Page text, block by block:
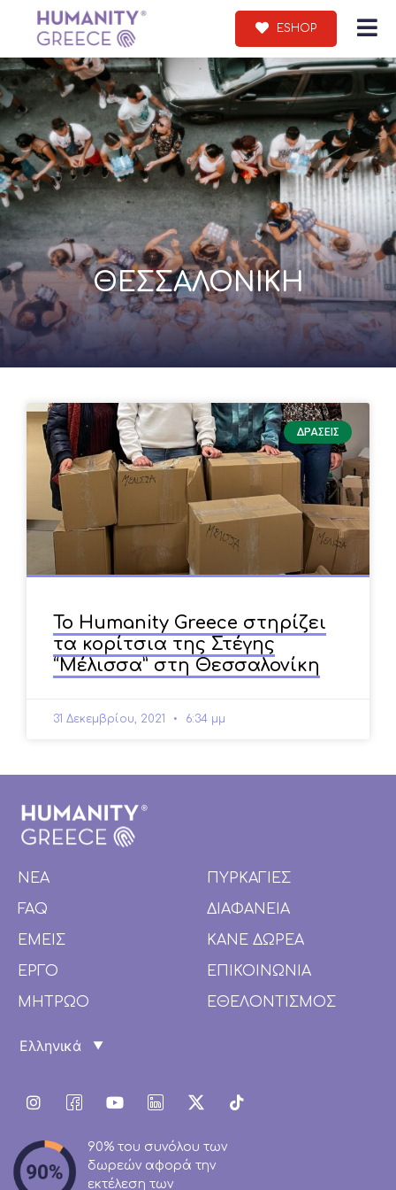
ESHOP
ΘΕΣΣΑΛΟΝΙΚΗ
ΔΡΑΣΕΙΣ
Το Humanity Greece στηρίζει
τα κορίτσια της Στέγης
“Μέλισσα” στη Θεσσαλονίκη
31 Δεκεμβρίου, 2021 6:34 μμ
ΝΕΑ
FAQ
ΕΜΕΙΣ
ΕΡΓΟ
ΜΗΤΡΩΟ
ΠΥΡΚΑΓΙΕΣ
ΔΙΑΦΑΝΕΙΑ
ΚΑΝΕ ΔΩΡΕΑ
ΕΠΙΚΟΙΝΩΝΙΑ
ΕΘΕΛΟΝΤΙΣΜΟΣ
90% του συνόλου των
δωρεών αφορά την
εκτέλεση των